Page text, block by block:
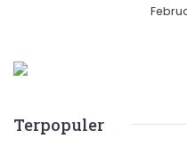
Terpopuler